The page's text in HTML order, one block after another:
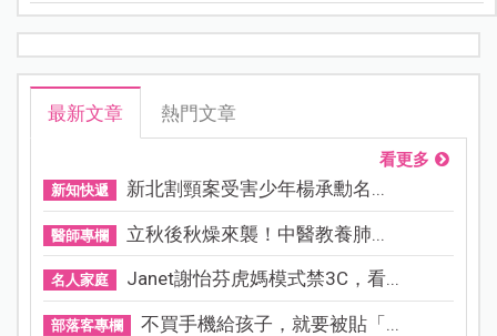
PM2.5再度成為話題性的健康焦點，面對PM2.5您真的都
最新文章 熱門文章
看更多
新知快遞 新北割頸案受害少年楊承勳名...
醫師專欄 立秋後秋燥來襲！中醫教養肺...
名人家庭 Janet謝怡芬虎媽模式禁3C，看...
部落客專欄 不買手機給孩子，就要被貼「...